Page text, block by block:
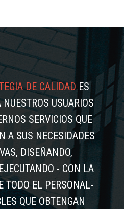
DE CALIDADES
USUARIOS
SERVICIOS QUE
A SUS NECESIDADES
DISEÑANDO,
- CON LA
TODO EL PERSONAL-
QUE OBTENGAN